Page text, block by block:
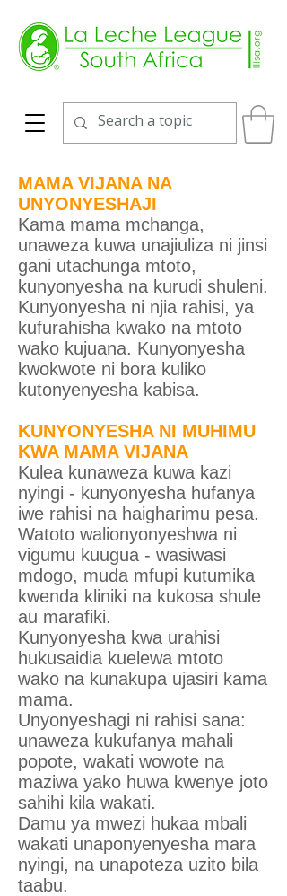
MAMA VIJANA NA
UNYONYESHAJI
Kama mama mchanga,
unaweza kuwa unajiuliza ni jinsi
gani utachunga mtoto,
kunyonyesha na kurudi shuleni.
Kunyonyesha ni njia rahisi, ya
kufurahisha kwako na mtoto
wako kujuana. Kunyonyesha
kwokwote ni bora kuliko
kutonyenyesha kabisa.
KUNYONYESHA NI MUHIMU
KWA MAMA VIJANA
Kulea kunaweza kuwa kazi
nyingi - kunyonyesha hufanya
iwe rahisi na haigharimu pesa.
Watoto walionyonyeshwa ni
vigumu kuugua - wasiwasi
mdogo, muda mfupi kutumika
kwenda kliniki na kukosa shule
au marafiki.
Kunyonyesha kwa urahisi
hukusaidia kuelewa mtoto
wako na kunakupa ujasiri kama
mama.
Unyonyeshagi ni rahisi sana:
unaweza kukufanya mahali
popote, wakati wowote na
maziwa yako huwa kwenye joto
sahihi kila wakati.
Damu ya mwezi hukaa mbali
wakati unaponyenyesha mara
nyingi, na unapoteza uzito bila
taabu.